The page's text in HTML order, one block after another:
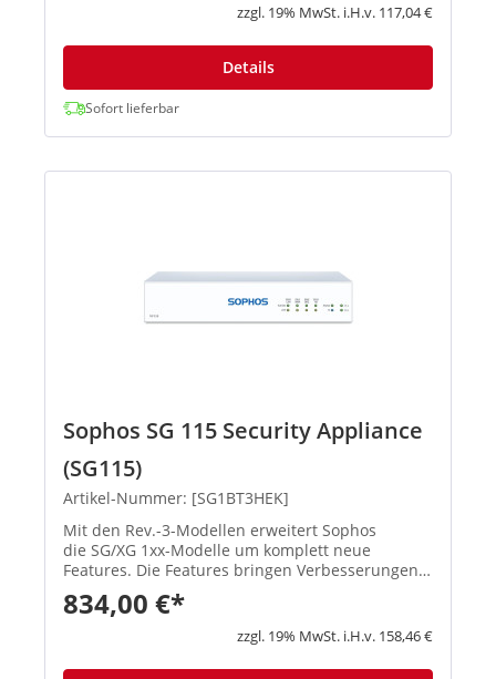
zzgl. 19% MwSt. i.H.v. 117,04 €
Details
Sofort lieferbar
Sophos SG 115 Security Appliance
(SG115)
Artikel-Nummer: [SG1BT3HEK]
Mit den Rev.-3-Modellen erweitert Sophos
die SG/XG 1xx-Modelle um komplett neue
Features. Die Features bringen Verbesserungen
in den Schwerpunktbereichen Konnektivität,
Flexibilität, Zuverlässigkeit und Performa...
834,00 €*
zzgl. 19% MwSt. i.H.v. 158,46 €